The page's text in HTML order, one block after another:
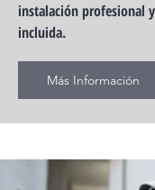
instalación profesional
incluida.
Más Información